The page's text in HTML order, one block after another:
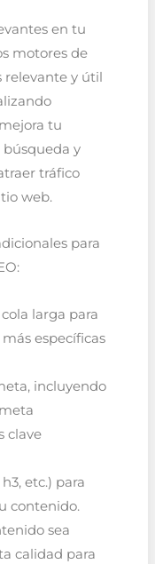
en tu
motores de
relevante y útil
tu
búsqueda y
tráfico
web.
para
larga para
específicas
incluyendo
clave
etc.) para
contenido.
sea
calidad para